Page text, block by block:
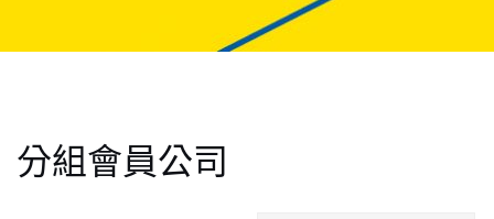
分組會員公司